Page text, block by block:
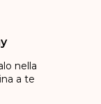
nella
a te